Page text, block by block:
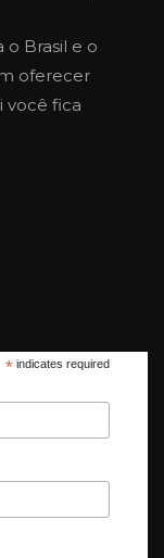
o Brasil e o
oferecer
você fica
*indicates required